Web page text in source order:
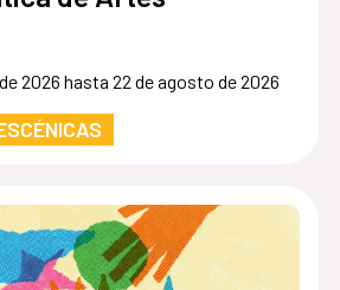
2026 hasta 22 de agosto de 2026